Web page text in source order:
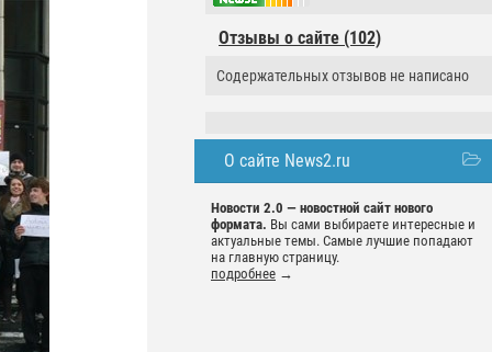
Отзывы о сайте (102)
Содержательных отзывов не написано
О сайте News2.ru
Новости 2.0 — новостной сайт нового
формата. Вы сами выбираете интересные и
актуальные темы. Самые лучшие попадают
на главную страницу.
подробнее →